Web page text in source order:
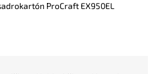
ProCraft EX950EL